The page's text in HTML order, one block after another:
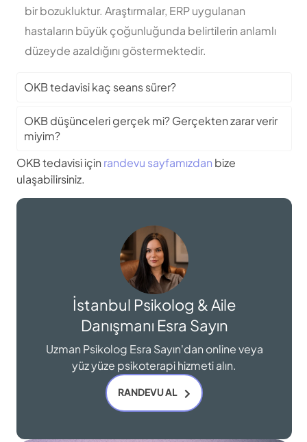
bir bozukluktur. Araştırmalar, ERP uygulanan
hastaların büyük çoğunluğunda belirtilerin anlamlı
düzeyde azaldığını göstermektedir.
OKB tedavisi kaç seans sürer?
OKB düşünceleri gerçek mi? Gerçekten zarar verir
miyim?
OKB tedavisi için randevu sayfamızdan bize
ulaşabilirsiniz.
İstanbul Psikolog & Aile
Danışmanı Esra Sayın
Uzman Psikolog Esra Sayın'dan online veya
yüz yüze psikoterapi hizmeti alın.
RANDEVU AL